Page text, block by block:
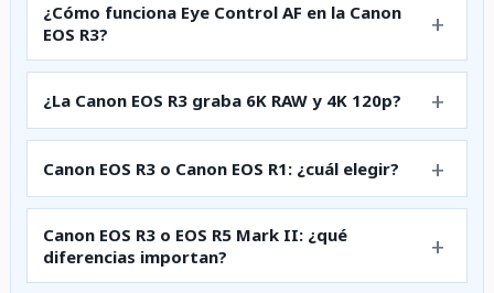
¿Cómo funciona Eye Control AF en la Canon
EOS R3?
¿La Canon EOS R3 graba 6K RAW y 4K 120p?
Canon EOS R3 o Canon EOS R1: ¿cuál elegir?
Canon EOS R3 o EOS R5 Mark II: ¿qué
diferencias importan?